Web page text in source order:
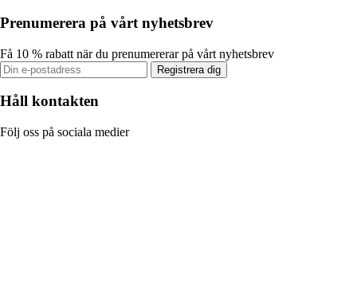
Prenumerera på vårt nyhetsbrev
Få 10 % rabatt när du prenumererar på vårt nyhetsbrev
Registrera dig
Håll kontakten
Följ oss på sociala medier